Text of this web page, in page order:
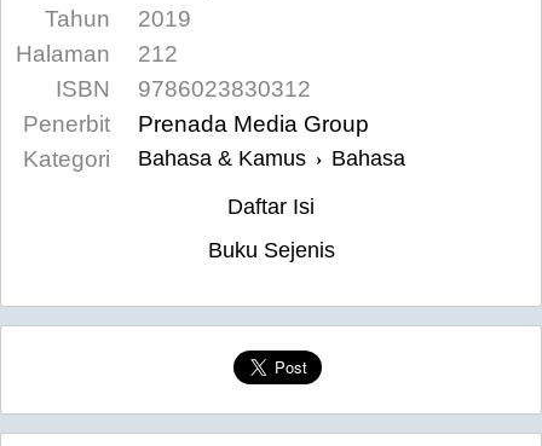
Tahun
2019
Halaman
212
ISBN
9786023830312
Penerbit
Prenada Media Group
Kategori
Bahasa & Kamus › Bahasa
Daftar Isi
Buku Sejenis